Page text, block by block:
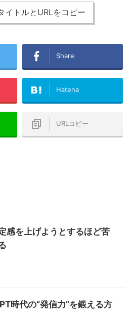
イトルとURLをコピー
Share
Hatena
URLコピー
感を上げようとするほど苦
時代の“発信力”を鍛える方